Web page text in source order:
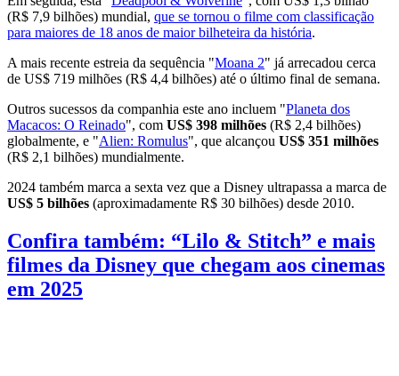
(R$ 7,9 bilhões) mundial, que se tornou o filme com classificação
para maiores de 18 anos de maior bilheteira da história.
A mais recente estreia da sequência "Moana 2" já arrecadou cerca
de US$ 719 milhões (R$ 4,4 bilhões) até o último final de semana.
Outros sucessos da companhia este ano incluem "Planeta dos
Macacos: O Reinado", com US$ 398 milhões (R$ 2,4 bilhões)
globalmente, e "Alien: Romulus", que alcançou US$ 351 milhões
(R$ 2,1 bilhões) mundialmente.
2024 também marca a sexta vez que a Disney ultrapassa a marca de
US$ 5 bilhões (aproximadamente R$ 30 bilhões) desde 2010.
Confira também: “Lilo & Stitch” e mais
filmes da Disney que chegam aos cinemas
em 2025